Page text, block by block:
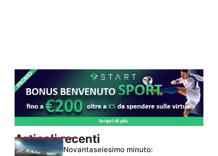
Articoli recenti
Novantaseiesimo minuto: